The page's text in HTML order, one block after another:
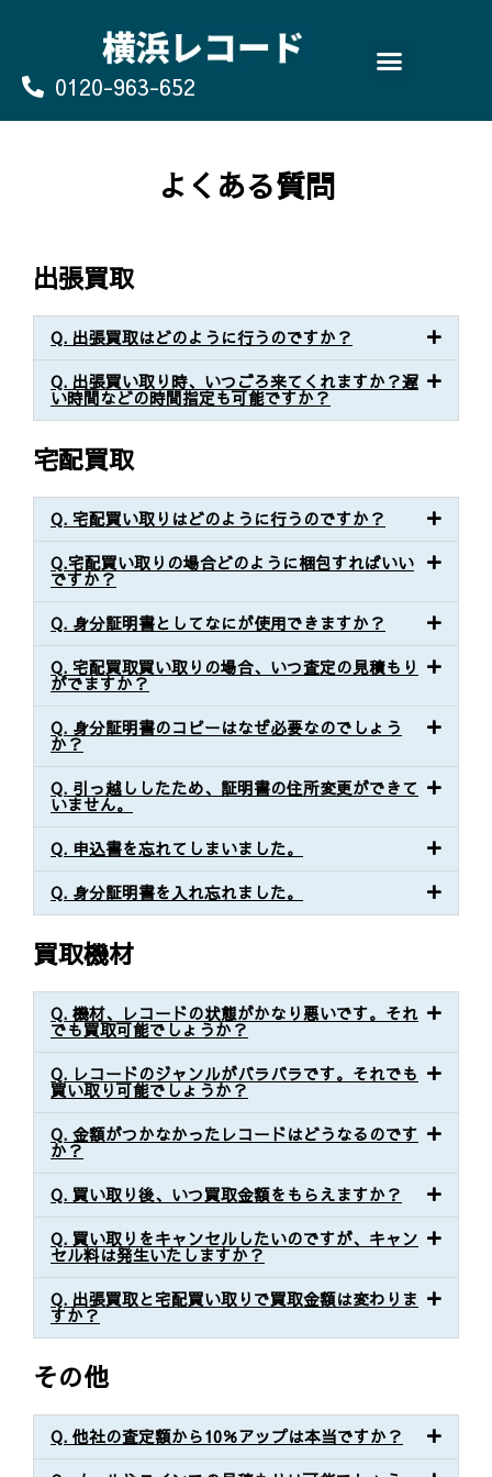
0120-963-652
よくある質問
出張買取
Q. 出張買取はどのように行うのですか？
Q. 出張買い取り時、いつごろ来てくれますか？遅
い時間などの時間指定も可能ですか？
宅配買取
Q. 宅配買い取りはどのように行うのですか？
Q.宅配買い取りの場合どのように梱包すればいい
ですか？
Q. 身分証明書としてなにが使用できますか？
Q. 宅配買取買い取りの場合、いつ査定の見積もり
がでますか？
Q. 身分証明書のコピーはなぜ必要なのでしょう
か？
Q. 引っ越ししたため、証明書の住所変更ができて
いません。
Q. 申込書を忘れてしまいました。
Q. 身分証明書を入れ忘れました。
買取機材
Q. 機材、レコードの状態がかなり悪いです。それ
でも買取可能でしょうか？
Q. レコードのジャンルがバラバラです。それでも
買い取り可能でしょうか？
Q. 金額がつかなかったレコードはどうなるのです
か？
Q. 買い取り後、いつ買取金額をもらえますか？
Q. 買い取りをキャンセルしたいのですが、キャン
セル料は発生いたしますか？
Q. 出張買取と宅配買い取りで買取金額は変わりま
すか？
その他
Q. 他社の査定額から10％アップは本当ですか？